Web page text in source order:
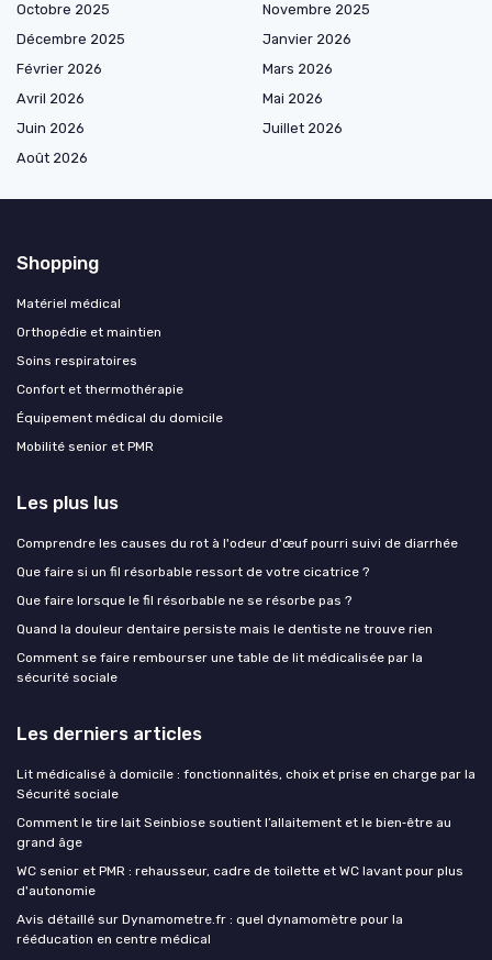
Octobre 2025
Novembre 2025
Décembre 2025
Janvier 2026
Février 2026
Mars 2026
Avril 2026
Mai 2026
Juin 2026
Juillet 2026
Août 2026
Shopping
Matériel médical
Orthopédie et maintien
Soins respiratoires
Confort et thermothérapie
Équipement médical du domicile
Mobilité senior et PMR
Les plus lus
Comprendre les causes du rot à l'odeur d'œuf pourri suivi de diarrhée
Que faire si un fil résorbable ressort de votre cicatrice ?
Que faire lorsque le fil résorbable ne se résorbe pas ?
Quand la douleur dentaire persiste mais le dentiste ne trouve rien
Comment se faire rembourser une table de lit médicalisée par la
sécurité sociale
Les derniers articles
Lit médicalisé à domicile : fonctionnalités, choix et prise en charge par la
Sécurité sociale
Comment le tire lait Seinbiose soutient l’allaitement et le bien‑être au
grand âge
WC senior et PMR : rehausseur, cadre de toilette et WC lavant pour plus
d'autonomie
Avis détaillé sur Dynamometre.fr : quel dynamomètre pour la
rééducation en centre médical